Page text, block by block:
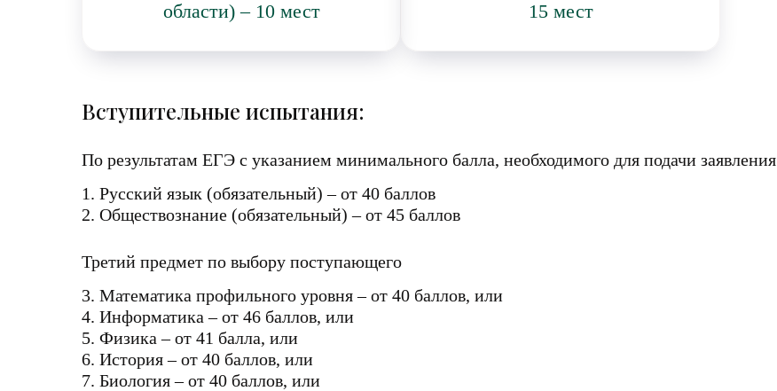
области) – 10 мест
15 мест
Вступительные испытания:
По результатам ЕГЭ с указанием минимального балла, необходимого для подачи заявления
1. Русский язык (обязательный) – от 40 баллов
2. Обществознание (обязательный) – от 45 баллов
Третий предмет по выбору поступающего
3. Математика профильного уровня – от 40 баллов, или
4. Информатика – от 46 баллов, или
5. Физика – от 41 балла, или
6. История – от 40 баллов, или
7. Биология – от 40 баллов, или